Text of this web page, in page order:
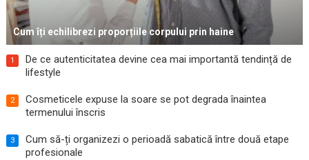
Cum îți echilibrezi proporțiile corpului prin haine
1
De ce autenticitatea devine cea mai importantă tendință de
lifestyle
2
Cosmeticele expuse la soare se pot degrada înaintea
termenului înscris
3
Cum să-ți organizezi o perioadă sabatică între două etape
profesionale